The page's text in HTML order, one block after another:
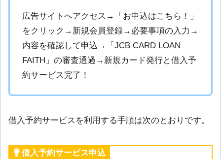
広告サイトへアクセス→「お申込はこちら！」
をクリック→新規会員登録→必要事項の入力→
内容を確認して申込→「JCB CARD LOAN
FAITH」の審査通過→新規カード発行と借入予
約サービス完了！
借入予約サービスを利用する手順は次のとおりです。
借入予約サービス申込